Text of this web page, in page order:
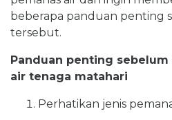
beberapa panduan penting
tersebut.
Panduan penting
air tenaga matahari
Perhatikan jenis